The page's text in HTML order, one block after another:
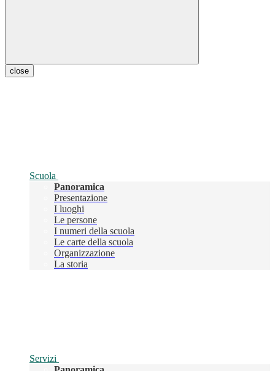
close
Scuola
Panoramica
Presentazione
I luoghi
Le persone
I numeri della scuola
Le carte della scuola
Organizzazione
La storia
Servizi